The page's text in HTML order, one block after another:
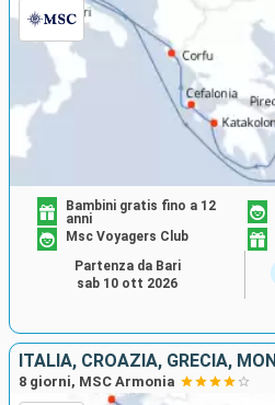
Bambini gratis fino a 12
anni
Msc Voyagers Club
Partenza da Bari
sab 10 ott 2026
ITALIA, CROAZIA, GRECIA,
8 giorni, MSC Armonia